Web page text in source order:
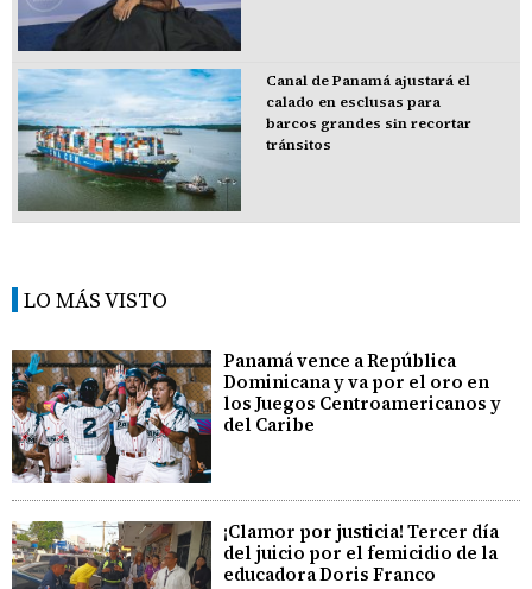
Canal de Panamá ajustará el
calado en esclusas para
barcos grandes sin recortar
tránsitos
LO MÁS VISTO
Panamá vence a República
Dominicana y va por el oro en
los Juegos Centroamericanos y
del Caribe
¡Clamor por justicia! Tercer día
del juicio por el femicidio de la
educadora Doris Franco